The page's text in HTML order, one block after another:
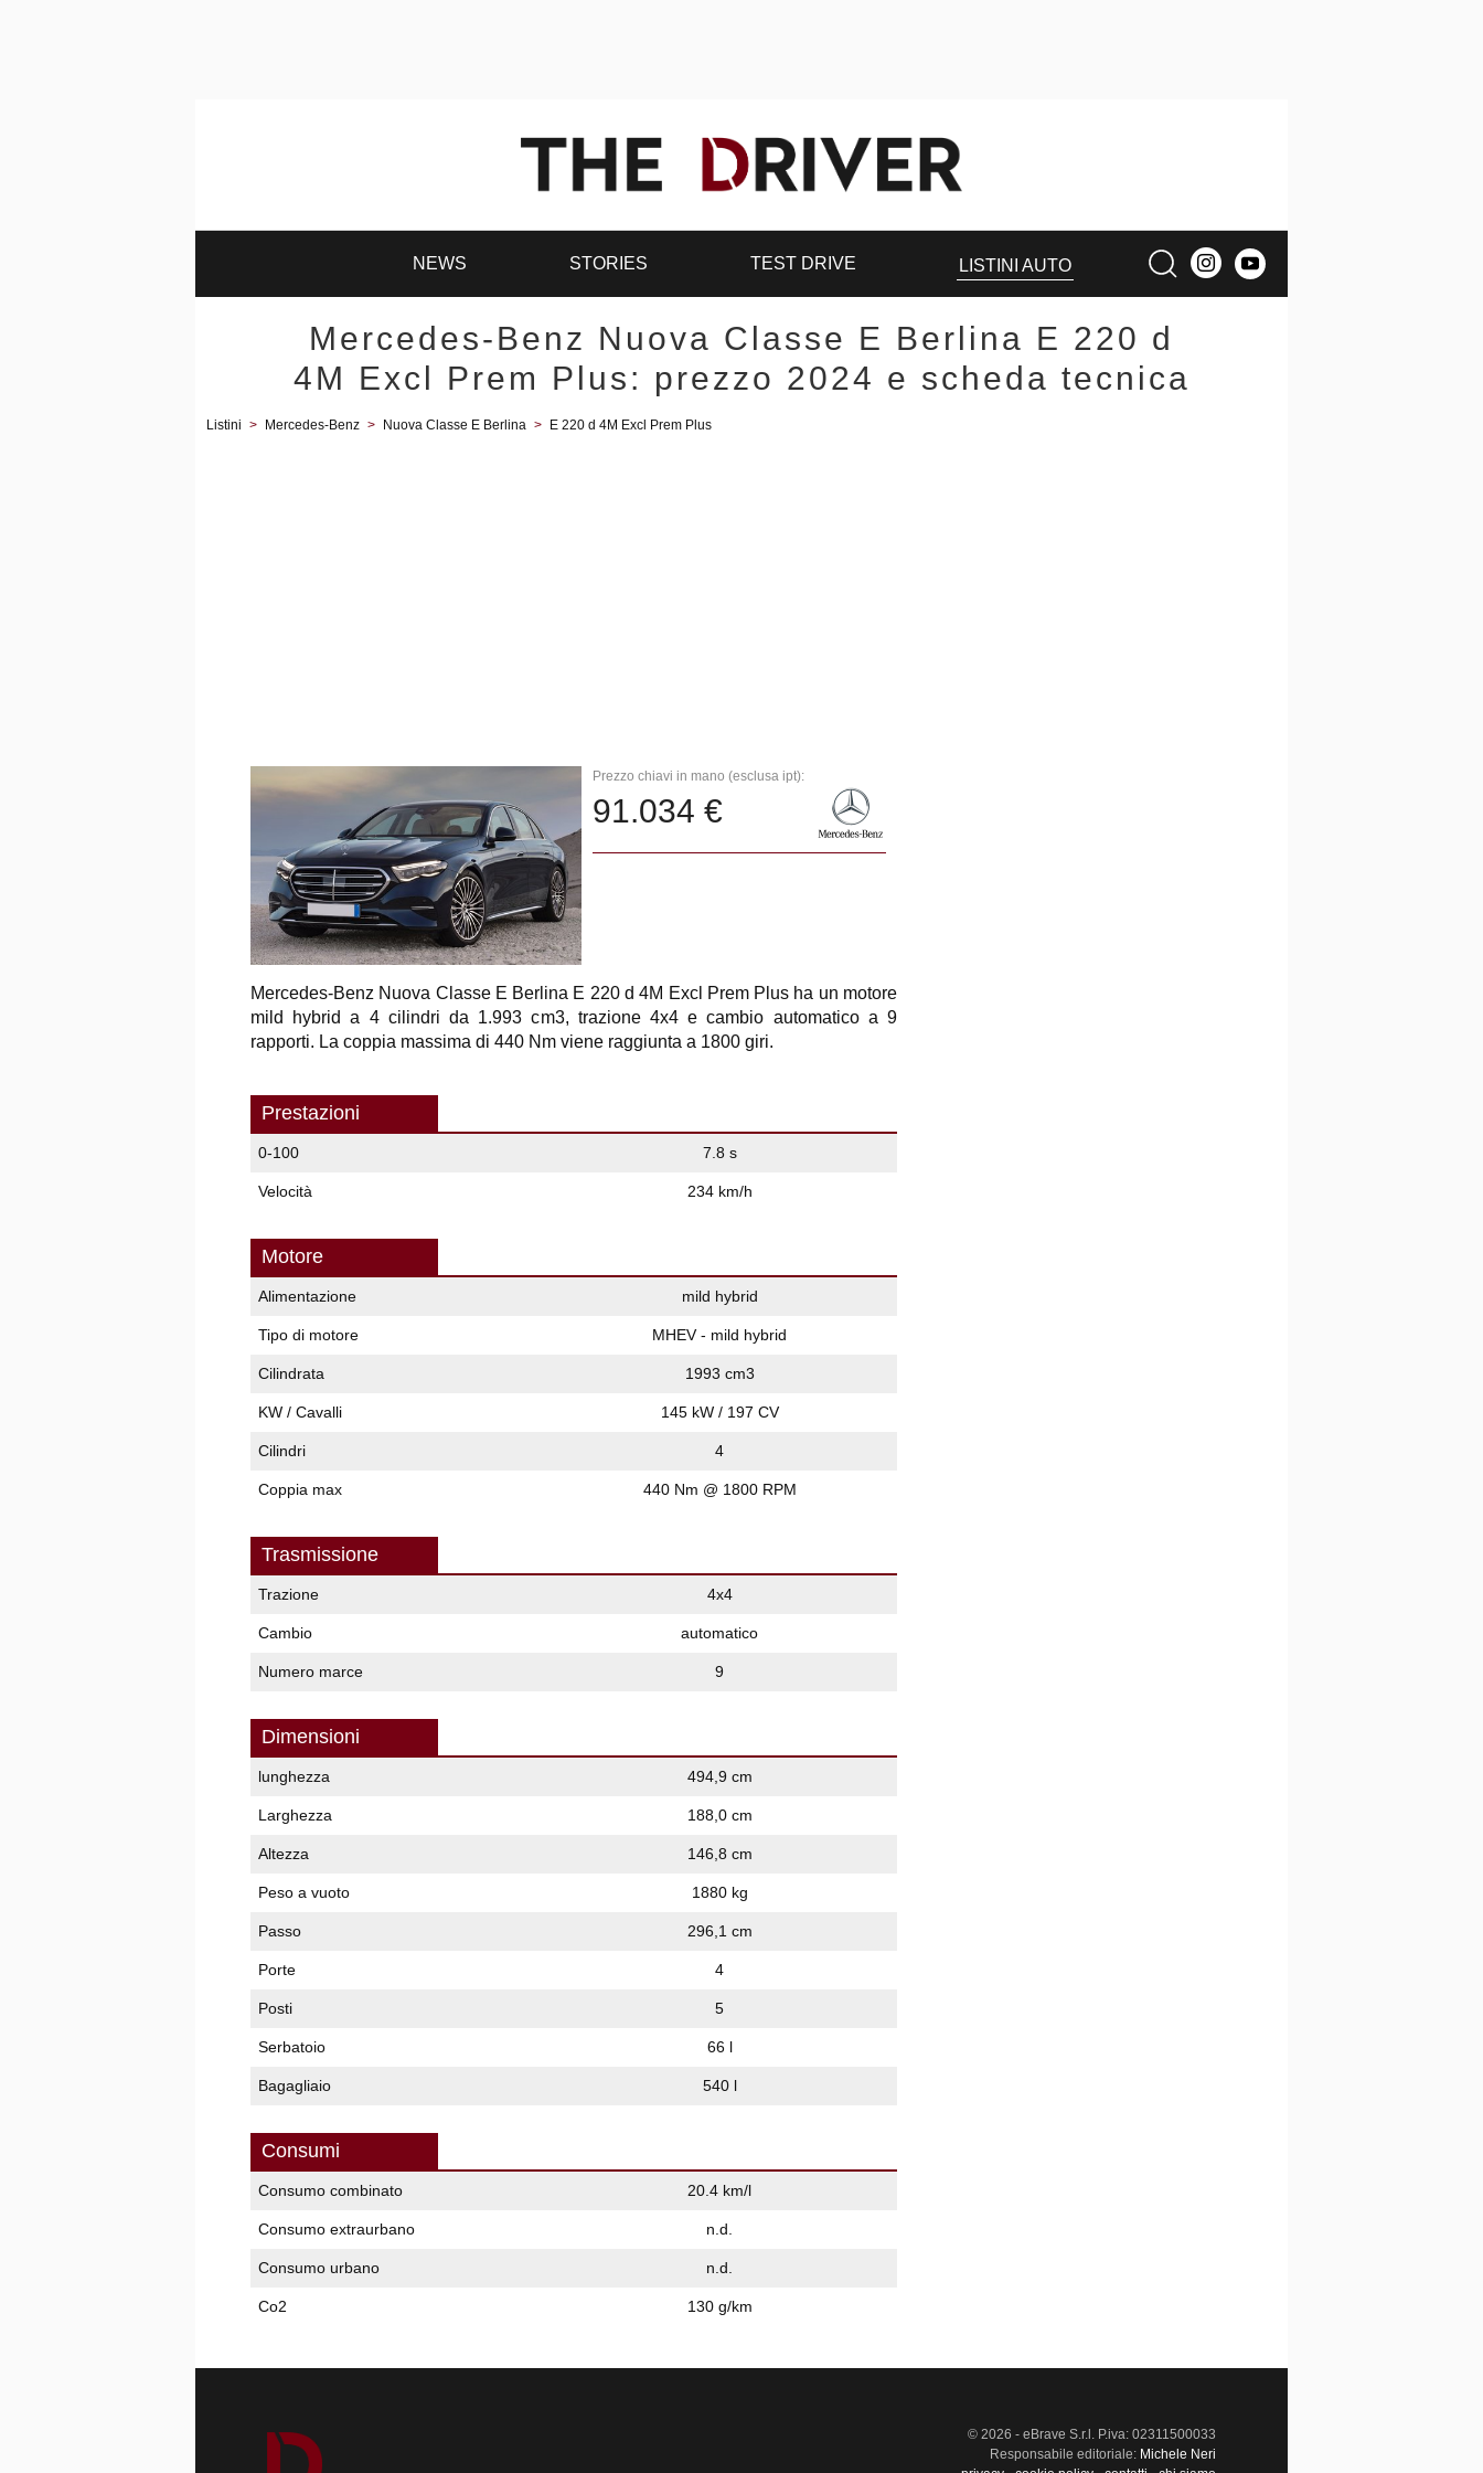
NEWS STORIES TEST DRIVE LISTINI AUTO
Mercedes-Benz Nuova Classe E Berlina E 220 d
4M Excl Prem Plus: prezzo 2024 e scheda tecnica
Listini > Mercedes-Benz > Nuova Classe E Berlina > E 220 d 4M Excl Prem Plus
Prezzo chiavi in mano (esclusa ipt):
91.034 €
Mercedes-Benz Nuova Classe E Berlina E 220 d 4M Excl Prem Plus ha un motore
mild hybrid a 4 cilindri da 1.993 cm3, trazione 4x4 e cambio automatico a 9
rapporti. La coppia massima di 440 Nm viene raggiunta a 1800 giri.
Prestazioni
0-100 7.8 s
Velocità 234 km/h
Motore
Alimentazione mild hybrid
Tipo di motore MHEV - mild hybrid
Cilindrata 1993 cm3
KW / Cavalli 145 kW / 197 CV
Cilindri 4
Coppia max 440 Nm @ 1800 RPM
Trasmissione
Trazione 4x4
Cambio automatico
Numero marce 9
Dimensioni
lunghezza 494,9 cm
Larghezza 188,0 cm
Altezza 146,8 cm
Peso a vuoto 1880 kg
Passo 296,1 cm
Porte 4
Posti 5
Serbatoio 66 l
Bagagliaio 540 l
Consumi
Consumo combinato 20.4 km/l
Consumo extraurbano n.d.
Consumo urbano n.d.
Co2 130 g/km
© 2026 - eBrave S.r.l. P.iva: 02311500033
Responsabile editoriale: Michele Neri